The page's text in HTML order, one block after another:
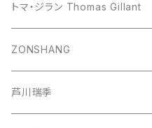
トマ・ジラン Thomas Gillant
ZONSHANG
芦川瑞季